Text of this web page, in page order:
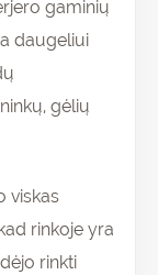
gaminių
daugeliui
gėlių
viskas
rinkoje yra
rinkti